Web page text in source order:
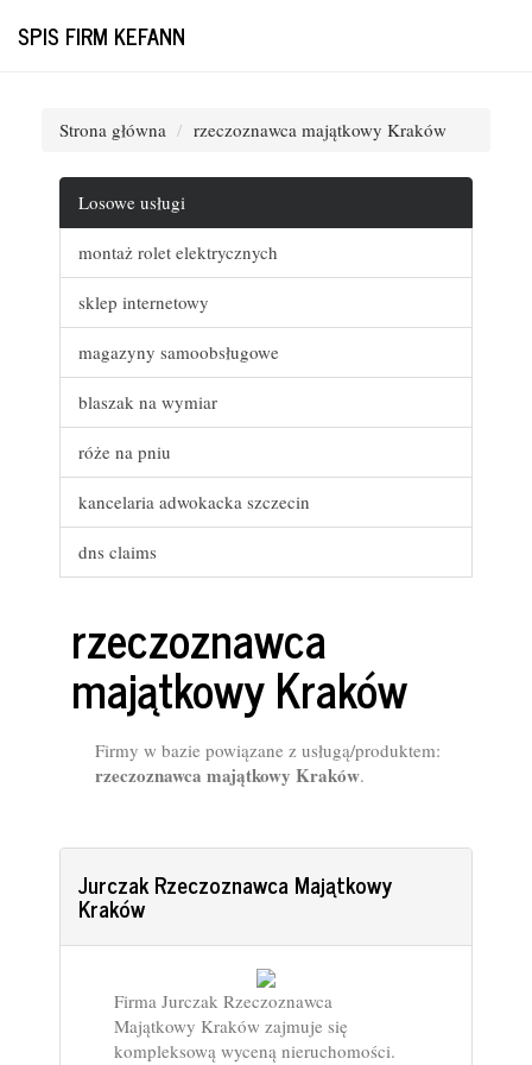
SPIS FIRM KEFANN
Strona główna rzeczoznawca majątkowy Kraków
Losowe usługi
montaż rolet elektrycznych
sklep internetowy
magazyny samoobsługowe
blaszak na wymiar
róże na pniu
kancelaria adwokacka szczecin
dns claims
rzeczoznawca
majątkowy Kraków
Firmy w bazie powiązane z usługą/produktem:
rzeczoznawca majątkowy Kraków.
Jurczak Rzeczoznawca Majątkowy
Kraków
Firma Jurczak Rzeczoznawca
Majątkowy Kraków zajmuje się
kompleksową wyceną nieruchomości.